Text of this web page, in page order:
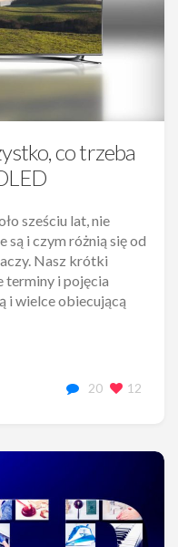
co trzeba
sześciu lat, nie
są i czym różnią się od
Nasz krótki
terminy i pojęcia
i wielce obiecującą
20 12